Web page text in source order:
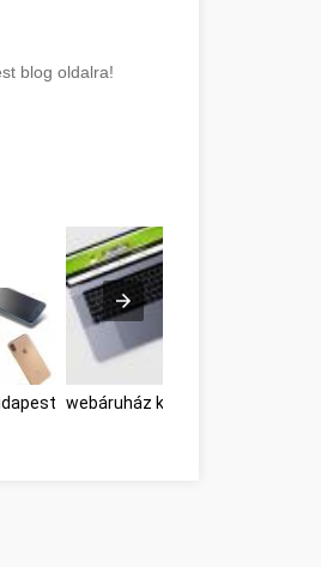
blog oldalra!
webáruház készítés Budapest